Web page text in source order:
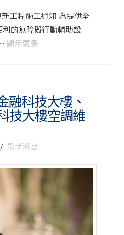
工程施工通知 為提供全
的無障礙行動輔助設
…顯示更多
融科技大樓、
技大樓空調維
最新消息